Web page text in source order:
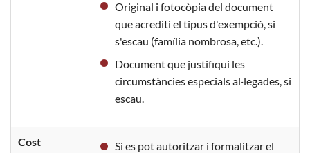
Original i fotocòpia del document
que acrediti el tipus d'exempció, si
s'escau (família nombrosa, etc.).
Document que justifiqui les
circumstàncies especials al·legades, si
escau.
Cost
Si es pot autoritzar i formalitzar el